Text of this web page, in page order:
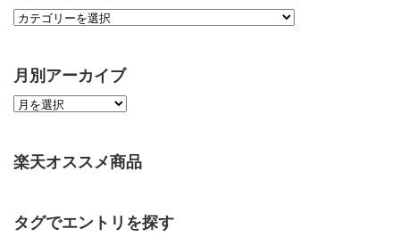
月別アーカイブ
楽天オススメ商品
タグでエントリを探す